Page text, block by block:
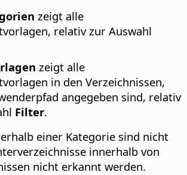
zeigt alle
relativ zur Auswahl
zeigt alle
in den Verzeichnissen,
angegeben sind, relativ
Filter.
einer Kategorie sind nicht
innerhalb von
nicht erkannt werden.